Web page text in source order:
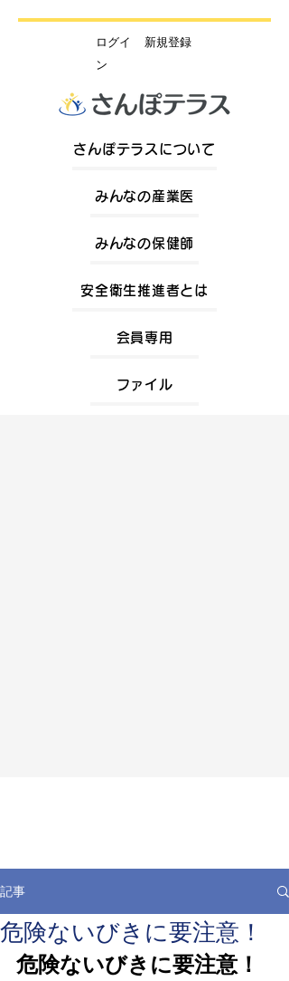
​ログイ
ン
新規登録
さんぽテラスについて
みんなの産業医
みんなの保健師
安全衛生推進者とは
会員専用
ファイル
記事
危険ないびきに要注意！
危険ないびきに要注意！